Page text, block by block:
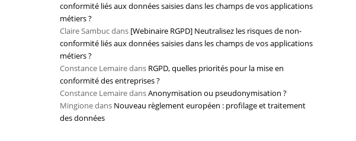
conformité liés aux données saisies dans les champs de vos applications
métiers ?
Claire Sambucdans [Webinaire RGPD] Neutralisez les risques de non-
conformité liés aux données saisies dans les champs de vos applications
métiers ?
Constance Lemairedans RGPD, quelles priorités pour la mise en
conformité des entreprises ?
Constance LemairedansAnonymisation ou pseudonymisation ?
Mingionedans Nouveau règlement européen : profilage et traitement
des données